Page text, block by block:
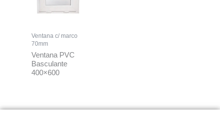
Ventana c/ marco
70mm
Ventana PVC
Basculante
400×600